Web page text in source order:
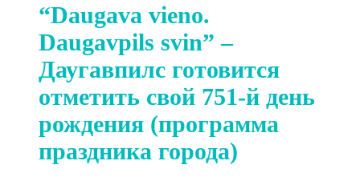
“Daugava vieno.
Daugavpils svin” –
Даугавпилс готовится
отметить свой 751-й день
рождения (программа
праздника города)